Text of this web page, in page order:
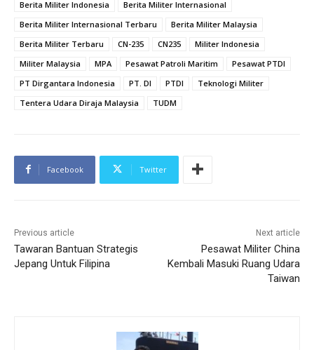
Berita Militer Indonesia
Berita Militer Internasional
Berita Militer Internasional Terbaru
Berita Militer Malaysia
Berita Militer Terbaru
CN-235 CN235
Militer Indonesia
Militer Malaysia
MPA Pesawat Patroli Maritim
Pesawat PTDI
PT Dirgantara Indonesia
PT. DI PTDI
Teknologi Militer
Tentera Udara Diraja Malaysia
TUDM
Facebook Twitter
Previous article
Tawaran Bantuan Strategis
Jepang Untuk Filipina
Next article
Pesawat Militer China
Kembali Masuki Ruang Udara
Taiwan